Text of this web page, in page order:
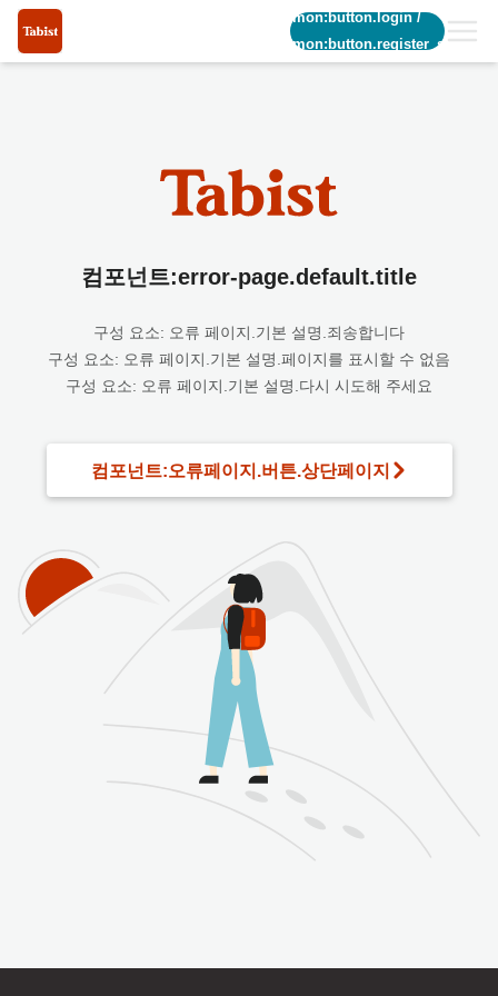
common:button.login/
common:button.register_short
컴포넌트:error-page.default.title
구성 요소: 오류 페이지.기본 설명.죄송합니다
구성 요소: 오류 페이지.기본 설명.페이지를 표시할 수 없음
구성 요소: 오류 페이지.기본 설명.다시 시도해 주세요
컴포넌트:오류페이지.버튼.상단페이지